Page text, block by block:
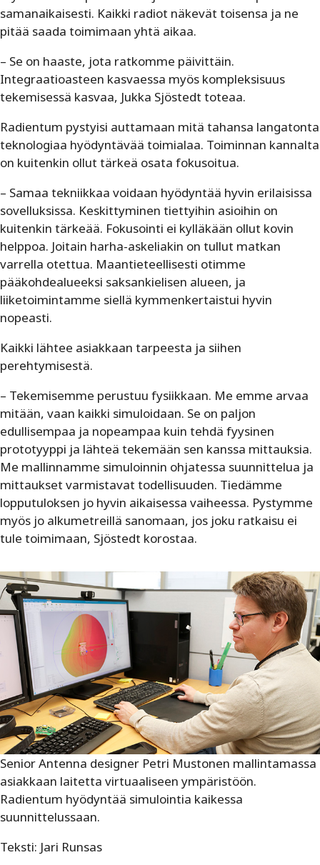
samanaikaisesti. Kaikki radiot näkevät toisensa ja ne
pitää saada toimimaan yhtä aikaa.
– Se on haaste, jota ratkomme päivittäin.
Integraatioasteen kasvaessa myös kompleksisuus
tekemisessä kasvaa, Jukka Sjöstedt toteaa.
Radientum pystyisi auttamaan mitä tahansa langatonta
teknologiaa hyödyntävää toimialaa. Toiminnan kannalta
on kuitenkin ollut tärkeä osata fokusoitua.
– Samaa tekniikkaa voidaan hyödyntää hyvin erilaisissa
sovelluksissa. Keskittyminen tiettyihin asioihin on
kuitenkin tärkeää. Fokusointi ei kylläkään ollut kovin
helppoa. Joitain harha-askeliakin on tullut matkan
varrella otettua. Maantieteellisesti otimme
pääkohdealueeksi saksankielisen alueen, ja
liiketoimintamme siellä kymmenkertaistui hyvin
nopeasti.
Kaikki lähtee asiakkaan tarpeesta ja siihen
perehtymisestä.
– Tekemisemme perustuu fysiikkaan. Me emme arvaa
mitään, vaan kaikki simuloidaan. Se on paljon
edullisempaa ja nopeampaa kuin tehdä fyysinen
prototyyppi ja lähteä tekemään sen kanssa mittauksia.
Me mallinnamme simuloinnin ohjatessa suunnittelua ja
mittaukset varmistavat todellisuuden. Tiedämme
lopputuloksen jo hyvin aikaisessa vaiheessa. Pystymme
myös jo alkumetreillä sanomaan, jos joku ratkaisu ei
tule toimimaan, Sjöstedt korostaa.
Senior Antenna designer Petri Mustonen mallintamassa
asiakkaan laitetta virtuaaliseen ympäristöön.
Radientum hyödyntää simulointia kaikessa
suunnittelussaan.
Teksti: Jari Runsas